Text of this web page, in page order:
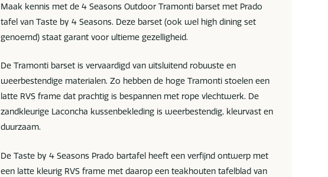
Maak kennis met de 4 Seasons Outdoor Tramonti barset met Prado
tafel van Taste by 4 Seasons. Deze barset (ook wel high dining set
genoemd) staat garant voor ultieme gezelligheid.
De Tramonti barset is vervaardigd van uitsluitend robuuste en
weerbestendige materialen. Zo hebben de hoge Tramonti stoelen een
latte RVS frame dat prachtig is bespannen met rope vlechtwerk. De
zandkleurige Laconcha kussenbekleding is weerbestendig, kleurvast en
duurzaam.
De Taste by 4 Seasons Prado bartafel heeft een verfijnd ontwerp met
een latte kleurig RVS frame met daarop een teakhouten tafelblad van